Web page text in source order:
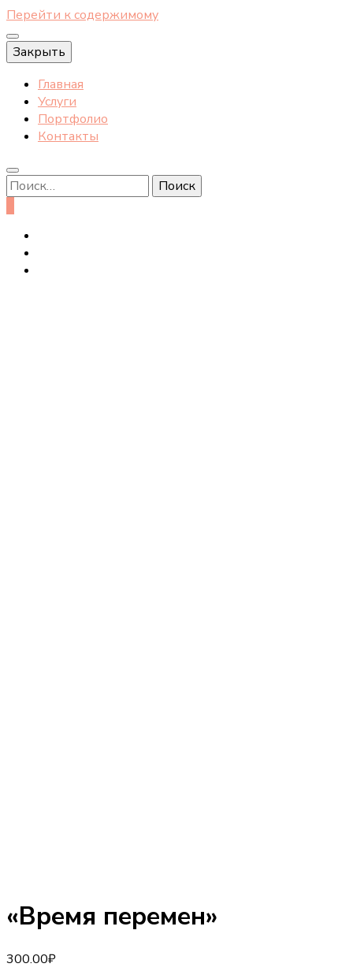
Перейти к содержимому
Закрыть
Главная
Услуги
Портфолио
Контакты
Найти:
«Время перемен»
300.00₽